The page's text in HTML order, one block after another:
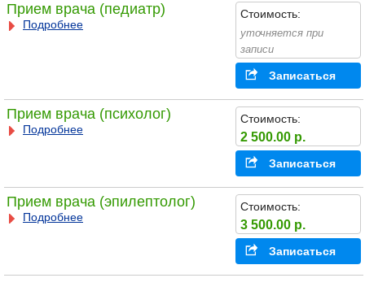
Прием врача (педиатр)
Подробнее
Стоимость:
уточняется при
записи
Записаться
Прием врача (психолог)
Подробнее
Стоимость:
2 500.00 р.
Записаться
Прием врача (эпилептолог)
Подробнее
Стоимость:
3 500.00 р.
Записаться